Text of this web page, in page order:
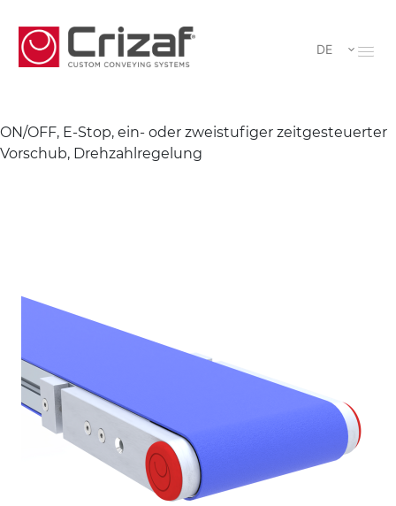
DE
ON/OFF, E-Stop, ein- oder zweistufiger zeitgesteuerter
Vorschub, Drehzahlregelung